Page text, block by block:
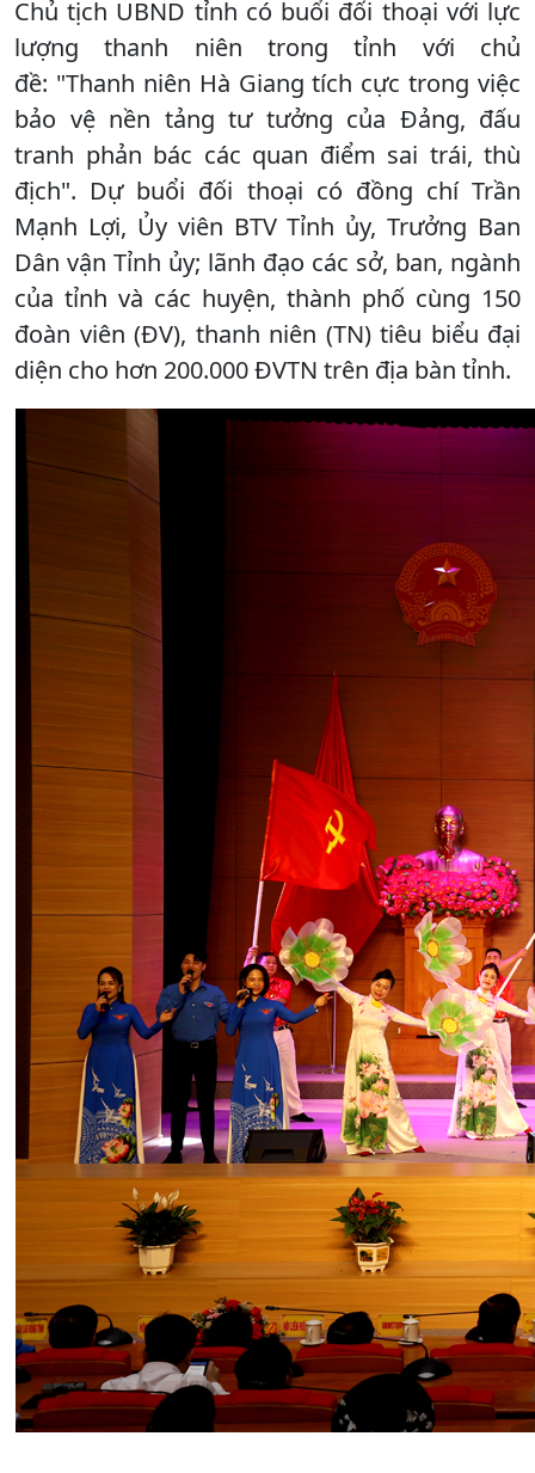
Chủ tịch UBND tỉnh có buổi đối thoại với lực
lượng thanh niên trong tỉnh với chủ
đề: "Thanh niên Hà Giang tích cực trong việc
bảo vệ nền tảng tư tưởng của Đảng, đấu
tranh phản bác các quan điểm sai trái, thù
địch". Dự buổi đối thoại có đồng chí Trần
Mạnh Lợi, Ủy viên BTV Tỉnh ủy, Trưởng Ban
Dân vận Tỉnh ủy; lãnh đạo các sở, ban, ngành
của tỉnh và các huyện, thành phố cùng 150
đoàn viên (ĐV), thanh niên (TN) tiêu biểu đại
diện cho hơn 200.000 ĐVTN trên địa bàn tỉnh.